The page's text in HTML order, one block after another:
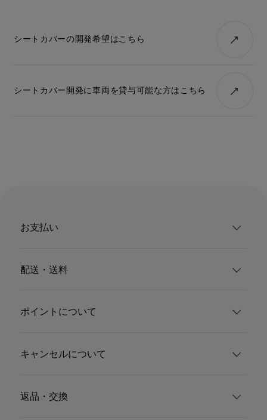
シートカバーの開発希望はこちら
シートカバー開発に車両を貸与可能な方はこちら
お支払い
配送・送料
ポイントについて
キャンセルについて
返品・交換